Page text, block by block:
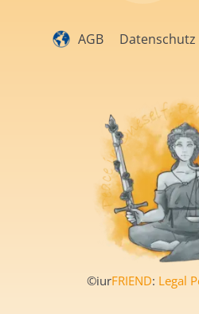
AGB Datenschutz
©iurFRIEND: Legal